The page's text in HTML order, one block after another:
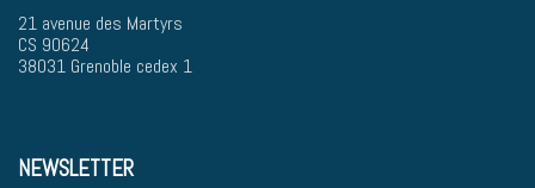
21 avenue des Martyrs
CS 90624
38031 Grenoble cedex 1
NEWSLETTER